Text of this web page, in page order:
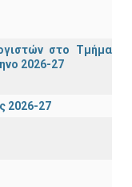
στο Τμήμα
2026-27
2026-27